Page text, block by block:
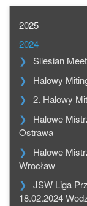
2025
2024
Silesian
Halowy
2. Halowy
Halowe
Ostrawa
Halowe
Wrocław
JSW Liga
18.02.2024